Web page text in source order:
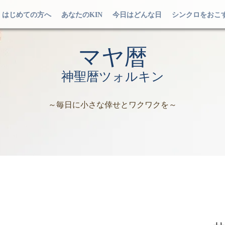
はじめての方へ あなたのKIN 今日はどんな日 シンクロをおこ
マヤ暦
神聖暦ツォルキン
～毎日に小さな倖せとワクワクを～